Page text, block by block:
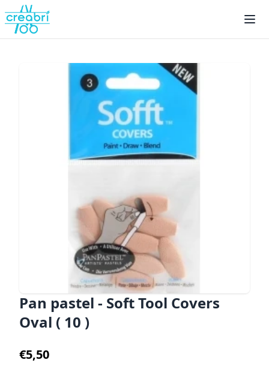
Pan pastel - Soft Tool Covers
Oval ( 10 )
€5,50